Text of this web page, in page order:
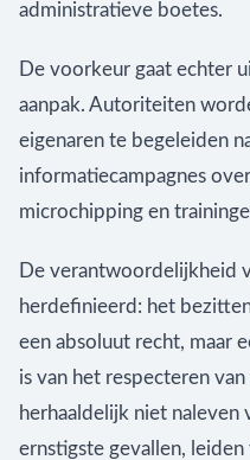
administratieve boetes.
De voorkeur gaat echter
aanpak. Autoriteiten
eigenaren te begeleiden
informatiecampagnes
microchipping en
De verantwoordelijkheid
herdefinieerd: het
een absoluut recht, maar
is van het respecteren
herhaaldelijk niet naleven
ernstigste gevallen,